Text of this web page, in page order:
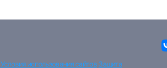
Условия использования сайтов Защита